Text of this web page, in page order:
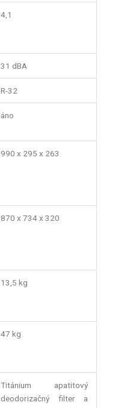
4,1
31 dBA
R-32
áno
990 x 295 x 263
870 x 734 x 320
13,5 kg
47 kg
Titánium apatitový
deodorizačný filter a